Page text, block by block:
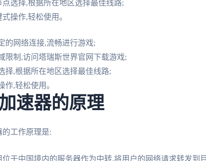
点选择,根据所在地区选择最佳线路;
式操作,轻松使用。
的网络连接,流畅进行游戏;
限制,访问塔瑞斯世界官网下载游戏;
择,根据所在地区选择最佳线路;
作,轻松使用。
速器的原理
的工作原理是:
位于中国境内的服务器作为中转,将用户的网络请求转发到